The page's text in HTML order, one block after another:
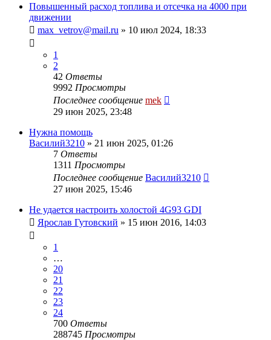
Повышенный расход топлива и отсечка на 4000 при
движении
max_vetrov@mail.ru » 10 июл 2024, 18:33
1
2
42 Ответы
9992 Просмотры
Последнее сообщение mek
29 июн 2025, 23:48
Нужна помощь
Василий3210 » 21 июн 2025, 01:26
7 Ответы
1311 Просмотры
Последнее сообщение Василий3210
27 июн 2025, 15:46
Не удается настроить холостой 4G93 GDI
Ярослав Гутовский » 15 июн 2016, 14:03
1
…
20
21
22
23
24
700 Ответы
288745 Просмотры